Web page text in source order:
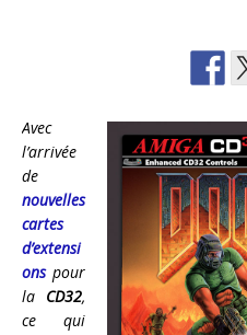
Avec
l’arrivée
de
nouvelles
cartes
d’extensi
onspour
la CD32,
ce qui